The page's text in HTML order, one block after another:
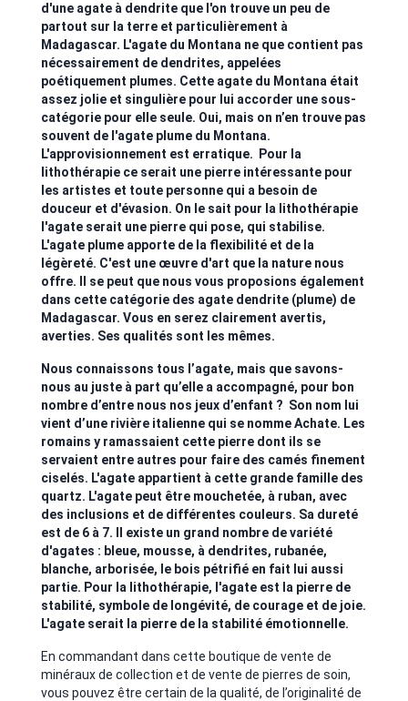
d'une agate à dendrite que l'on trouve un peu de
partout sur la terre et particulièrement à
Madagascar. L'agate du Montana ne que contient pas
nécessairement de dendrites, appelées
poétiquement plumes. Cette agate du Montana était
assez jolie et singulière pour lui accorder une sous-
catégorie pour elle seule. Oui, mais on n’en trouve pas
souvent de l'agate plume du Montana.
L'approvisionnement est erratique. Pour la
lithothérapie ce serait une pierre intéressante pour
les artistes et toute personne qui a besoin de
douceur et d'évasion. On le sait pour la lithothérapie
l'agate serait une pierre qui pose, qui stabilise.
L'agate plume apporte de la flexibilité et de la
légèreté. C'est une œuvre d'art que la nature nous
offre. Il se peut que nous vous proposions également
dans cette catégorie des agate dendrite (plume) de
Madagascar. Vous en serez clairement avertis,
averties. Ses qualités sont les mêmes.
Nous connaissons tous l’agate, mais que savons-
nous au juste à part qu’elle a accompagné, pour bon
nombre d’entre nous nos jeux d’enfant ? Son nom lui
vient d’une rivière italienne qui se nomme Achate. Les
romains y ramassaient cette pierre dont ils se
servaient entre autres pour faire des camés finement
ciselés. L'agate appartient à cette grande famille des
quartz. L'agate peut être mouchetée, à ruban, avec
des inclusions et de différentes couleurs. Sa dureté
est de 6 à 7. Il existe un grand nombre de variété
d'agates : bleue, mousse, à dendrites, rubanée,
blanche, arborisée, le bois pétrifié en fait lui aussi
partie. Pour la lithothérapie, l'agate est la pierre de
stabilité, symbole de longévité, de courage et de joie.
L'agate serait la pierre de la stabilité émotionnelle.
En commandant dans cette boutique de vente de
minéraux de collection et de vente de pierres de soin,
vous pouvez être certain de la qualité, de l’originalité de